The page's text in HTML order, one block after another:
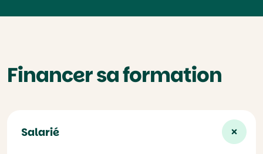
Financer sa formation
Salarié